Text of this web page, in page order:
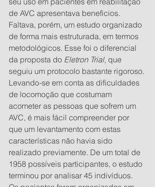
de AVC apresentava benefícios.
Faltava, porém, um estudo organizado
de forma mais estruturada, em termos
metodológicos. Esse foi o diferencial
da proposta do Eletron Trial, que
seguiu um protocolo bastante rigoroso.
Levando-se em conta as dificuldades
de locomoção que costumam
acometer as pessoas que sofrem um
AVC, é mais fácil compreender por
que um levantamento com estas
características não havia sido
realizado previamente. De um total de
1958 possíveis participantes, o estudo
terminou por analisar 45 indivíduos.